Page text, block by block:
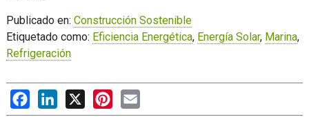
Publicado en: Construcción Sostenible
Etiquetado como: Eficiencia Energética, Energía Solar, Marina,
Refrigeración
FacebookLinkedIn
X PinterestEmail